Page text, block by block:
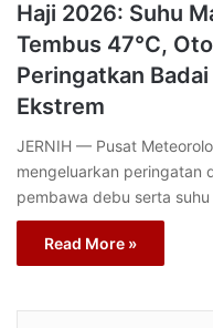
Haji 2026: Suhu
Tembus 47°C,
Peringatkan
Ekstrem
JERNIH — Pusat
mengeluarkan peringatan
pembawa debu serta
Read More »